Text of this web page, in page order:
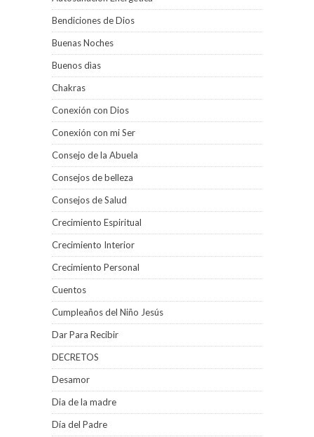
Bendiciones de Dios
Buenas Noches
Buenos dìas
Chakras
Conexión con Dios
Conexión con mi Ser
Consejo de la Abuela
Consejos de belleza
Consejos de Salud
Crecimiento Espiritual
Crecimiento Interior
Crecimiento Personal
Cuentos
Cumpleaños del Niño Jesús
Dar Para Recibir
DECRETOS
Desamor
Dia de la madre
Día del Padre